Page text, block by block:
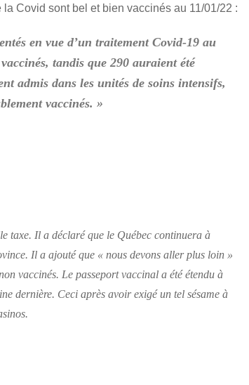
Covid sont bel et bien vaccinés au 11/01/22 :
en vue d’un traitement Covid-19 au
tandis que 290 auraient été
admis dans les unités de soins intensifs,
vaccinés. »
taxe. Il a déclaré que le Québec continuera à
Il a ajouté que « nous devons aller plus loin »
vaccinés. Le passeport vaccinal a été étendu à
dernière. Ceci après avoir exigé un tel sésame à